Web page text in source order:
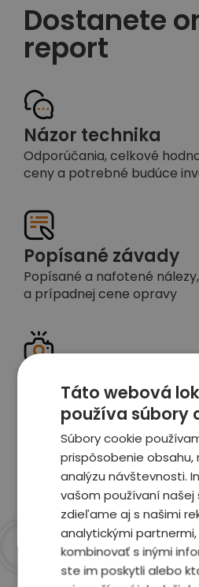
Dostanete
report
Názor technika
Odporúčania, celkové
ceny a potrebné budúce
Popísané závady
Popísané a nafotené
a prípadnej cene opravy
Celé auto z exteriéru aj
vrátane závad a poškodení
Zobraziť report
Táto webová
používa súbory
Súbory cookie
prispôsobenie obsahu,
analýzu návštevnosti.
vašom používaní našej
zdieľame aj s našimi
analytickými
kombinovať s inými
ste im poskytli alebo